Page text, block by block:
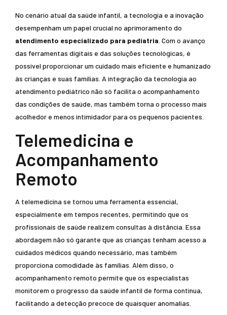
No cenário atual da saúde infantil, a tecnologia e a inovação
desempenham um papel crucial no aprimoramento do
atendimento especializado para pediatria . Com o avanço
das ferramentas digitais e das soluções tecnológicas, é
possível proporcionar um cuidado mais eficiente e humanizado
às crianças e suas famílias. A integração da tecnologia ao
atendimento pediátrico não só facilita o acompanhamento
das condições de saúde, mas também torna o processo mais
acolhedor e menos intimidador para os pequenos pacientes.
Telemedicina e
Acompanhamento
Remoto
A telemedicina se tornou uma ferramenta essencial,
especialmente em tempos recentes, permitindo que os
profissionais de saúde realizem consultas à distância. Essa
abordagem não só garante que as crianças tenham acesso a
cuidados médicos quando necessário, mas também
proporciona comodidade às famílias. Além disso, o
acompanhamento remoto permite que os especialistas
monitorem o progresso da saúde infantil de forma contínua,
facilitando a detecção precoce de quaisquer anomalias.